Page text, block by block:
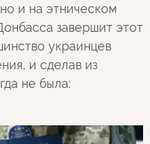
и на этническом
завершит этот
украинцев
и сделав из
не была: